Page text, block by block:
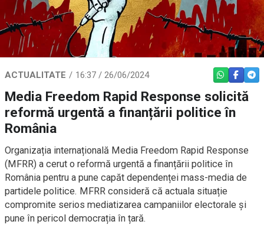
ACTUALITATE 16:37 / 26/06/2024 WHATSAPP
Media Freedom Rapid Response solicită
reformă urgentă a finanțării politice în
România
Organizația internațională Media Freedom Rapid Response
(MFRR) a cerut o reformă urgentă a finanțării politice în
România pentru a pune capăt dependenței mass-media de
partidele politice. MFRR consideră că actuala situație
compromite serios mediatizarea campaniilor electorale și
pune în pericol democrația în țară.